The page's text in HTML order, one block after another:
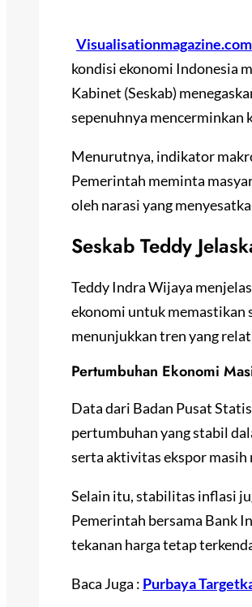
Visualisationmagazine.com
kondisi ekonomi Indonesia
Kabinet (Seskab)
sepenuhnya mencerminkan
Menurutnya, indikator
Pemerintah meminta
oleh narasi yang
Seskab Teddy
Teddy Indra Wijaya
ekonomi untuk
menunjukkan tren yang
Pertumbuhan Ekonomi
Data dari Badan Pusat
pertumbuhan yang stabil
serta aktivitas ekspor
Selain itu, stabilitas inflasi
Pemerintah bersama Bank
tekanan harga tetap
Baca Juga : Purbaya